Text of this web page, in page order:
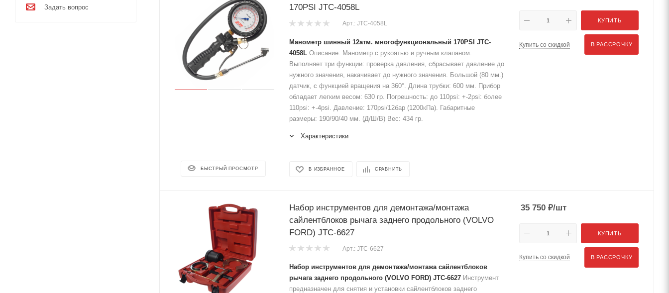
БЫСТРЫЙ ПРОСМОТР
170PSI JTC-4058L
Арт.: JTC-4058L
Манометр шинный 12атм. многофункциональный 170PSI JTC-
4058L Описание: Манометр с рукоятью и ручным клапаном.
Выполняет три функции: проверка давления, сбрасывает давление до
нужного значения, накачивает до нужного значения. Большой (80 мм.)
датчик, с функцией вращения на 360°. Длина трубки: 600 мм. Прибор
обладает легким весом: 630 гр. Погрешность: до 110psi: +-2psi: более
110psi: +-4psi. Давление: 170psi/12бар (1200кПа). Габаритные
размеры: 190/90/40 мм. (Д/Ш/В) Вес: 434 гр.
Характеристики
В ИЗБРАННОЕ СРАВНИТЬ
КУПИТЬ
Купить со скидкой В РАССРОЧКУ
Набор инструментов для демонтажа/монтажа
сайлентблоков рычага заднего продольного (VOLVO
FORD) JTC-6627
Арт.: JTC-6627
Набор инструментов для демонтажа/монтажа сайлентблоков
рычага заднего продольного (VOLVO FORD) JTC-6627 Инструмент
предназначен для снятия и установки сайлентблоков заднего
35 750 ₽/шт
КУПИТЬ
Купить со скидкой В РАССРОЧКУ
Задать вопрос